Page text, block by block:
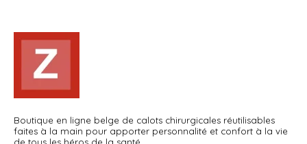
Boutique en ligne belge de calots chirurgicales réutilisables
faites à la main pour apporter personnalité et confort à la vie